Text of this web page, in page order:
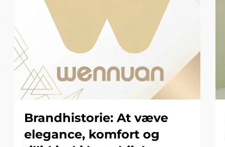
Brandhistorie: At væve
elegance, komfort og